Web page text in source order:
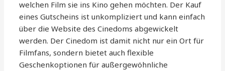
welchen Film sie ins Kino gehen möchten. Der Kauf
eines Gutscheins ist unkompliziert und kann einfach
über die Website des Cinedoms abgewickelt
werden. Der Cinedom ist damit nicht nur ein Ort für
Filmfans, sondern bietet auch flexible
Geschenkoptionen für außergewöhnliche